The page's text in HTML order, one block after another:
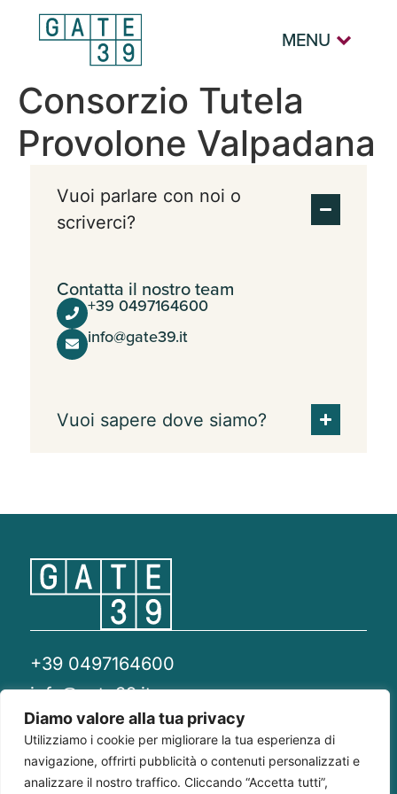
Diamo valore alla tua privacy
Utilizziamo i cookie per migliorare la tua esperienza di
navigazione, offrirti pubblicità o contenuti personalizzati e
analizzare il nostro traffico. Cliccando “Accetta tutti”,
MENU
Consorzio Tutela
Provolone Valpadana
Vuoi parlare con noi o
scriverci?
Contatta il nostro team
+39 0497164600
info@gate39.it
Vuoi sapere dove siamo?
+39 0497164600
info@gate39.it
gate39@pec.it
Privacy Policy Whistleblowing Compliance 231